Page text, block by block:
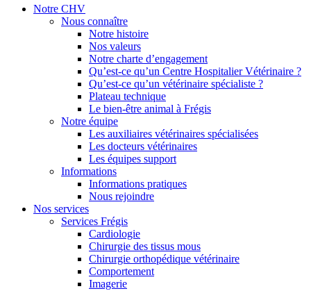
Notre CHV
Nous connaître
Notre histoire
Nos valeurs
Notre charte d’engagement
Qu’est-ce qu’un Centre Hospitalier Vétérinaire ?
Qu’est-ce qu’un vétérinaire spécialiste ?
Plateau technique
Le bien-être animal à Frégis
Notre équipe
Les auxiliaires vétérinaires spécialisées
Les docteurs vétérinaires
Les équipes support
Informations
Informations pratiques
Nous rejoindre
Nos services
Services Frégis
Cardiologie
Chirurgie des tissus mous
Chirurgie orthopédique vétérinaire
Comportement
Imagerie